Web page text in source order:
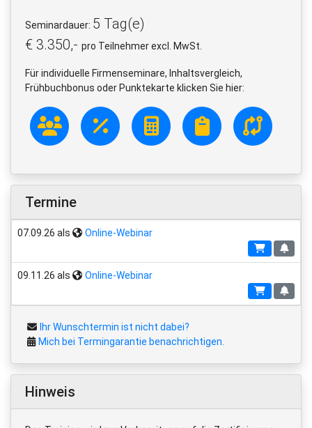
Seminardauer: 5 Tag(e)
€ 3.350,- pro Teilnehmer excl. MwSt.
Für individuelle Firmenseminare, Inhaltsvergleich,
Frühbuchbonus oder Punktekarte klicken Sie hier:
Termine
07.09.26 als Online-Webinar
09.11.26 als Online-Webinar
Ihr Wunschtermin ist nicht dabei?
Mich bei Termingarantie benachrichtigen.
Hinweis